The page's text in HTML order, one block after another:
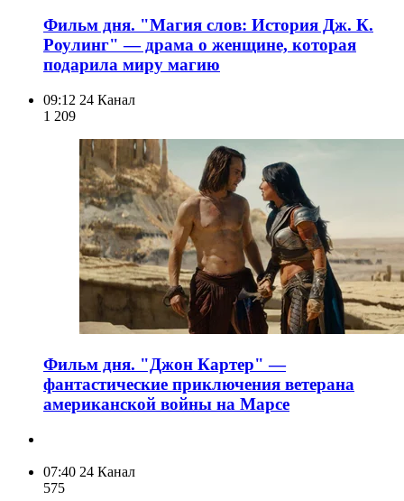
Фильм дня. "Магия слов: История Дж. К.
Роулинг" — драма о женщине, которая
подарила миру магию
09:12 24 Канал
1 209
Фильм дня. "Джон Картер" —
фантастические приключения ветерана
американской войны на Марсе
07:40 24 Канал
575